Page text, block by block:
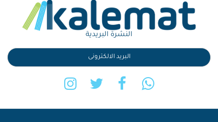
النشرة البريدية